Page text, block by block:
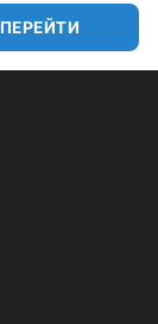
ПЕРЕЙТИ